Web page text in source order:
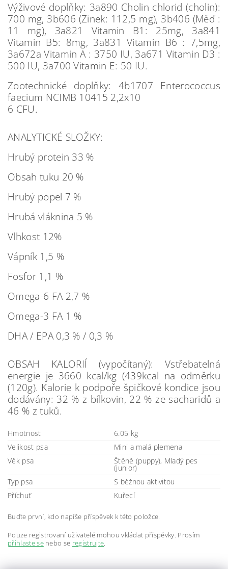
Výživové doplňky: 3a890 Cholin chlorid (cholin):
700 mg, 3b606 (Zinek: 112,5 mg), 3b406 (Měď :
11 mg), 3a821 Vitamin B1: 25mg, 3a841
Vitamin B5: 8mg, 3a831 Vitamin B6 : 7,5mg,
3a672a Vitamin A : 3750 IU, 3a671 Vitamin D3 :
500 IU, 3a700 Vitamin E: 50 IU.
Zootechnické doplňky: 4b1707 Enterococcus
faecium NCIMB 10415 2,2x10
6 CFU.
ANALYTICKÉ SLOŽKY:
Hrubý protein 33 %
Obsah tuku 20 %
Hrubý popel 7 %
Hrubá vláknina 5 %
Vlhkost 12%
Vápník 1,5 %
Fosfor 1,1 %
Omega-6 FA 2,7 %
Omega-3 FA 1 %
DHA / EPA 0,3 % / 0,3 %
OBSAH KALORIÍ (vypočítaný): Vstřebatelná
energie je 3660 kcal/kg (439kcal na odměrku
(120g). Kalorie k podpoře špičkové kondice jsou
dodávány: 32 % z bílkovin, 22 % ze sacharidů a
46 % z tuků.
Hmotnost
6.05 kg
Velikost psa
Mini a malá plemena
Věk psa
Štěně (puppy), Mladý pes
(junior)
Typ psa
S běžnou aktivitou
Příchuť
Kuřecí
Buďte první, kdo napíše příspěvek k této položce.
Pouze registrovaní uživatelé mohou vkládat příspěvky. Prosím
přihlaste senebo se registrujte.